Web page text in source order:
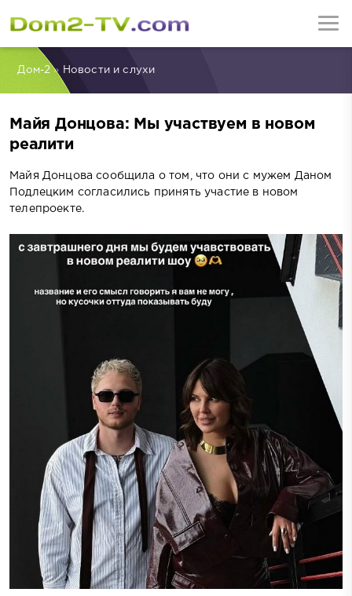
Дом-2» Новости и слухи
Майя Донцова: Мы участвуем в новом
реалити
Майя Донцова сообщила о том, что они с мужем Даном
Подлецким согласились принять участие в новом
телепроекте.